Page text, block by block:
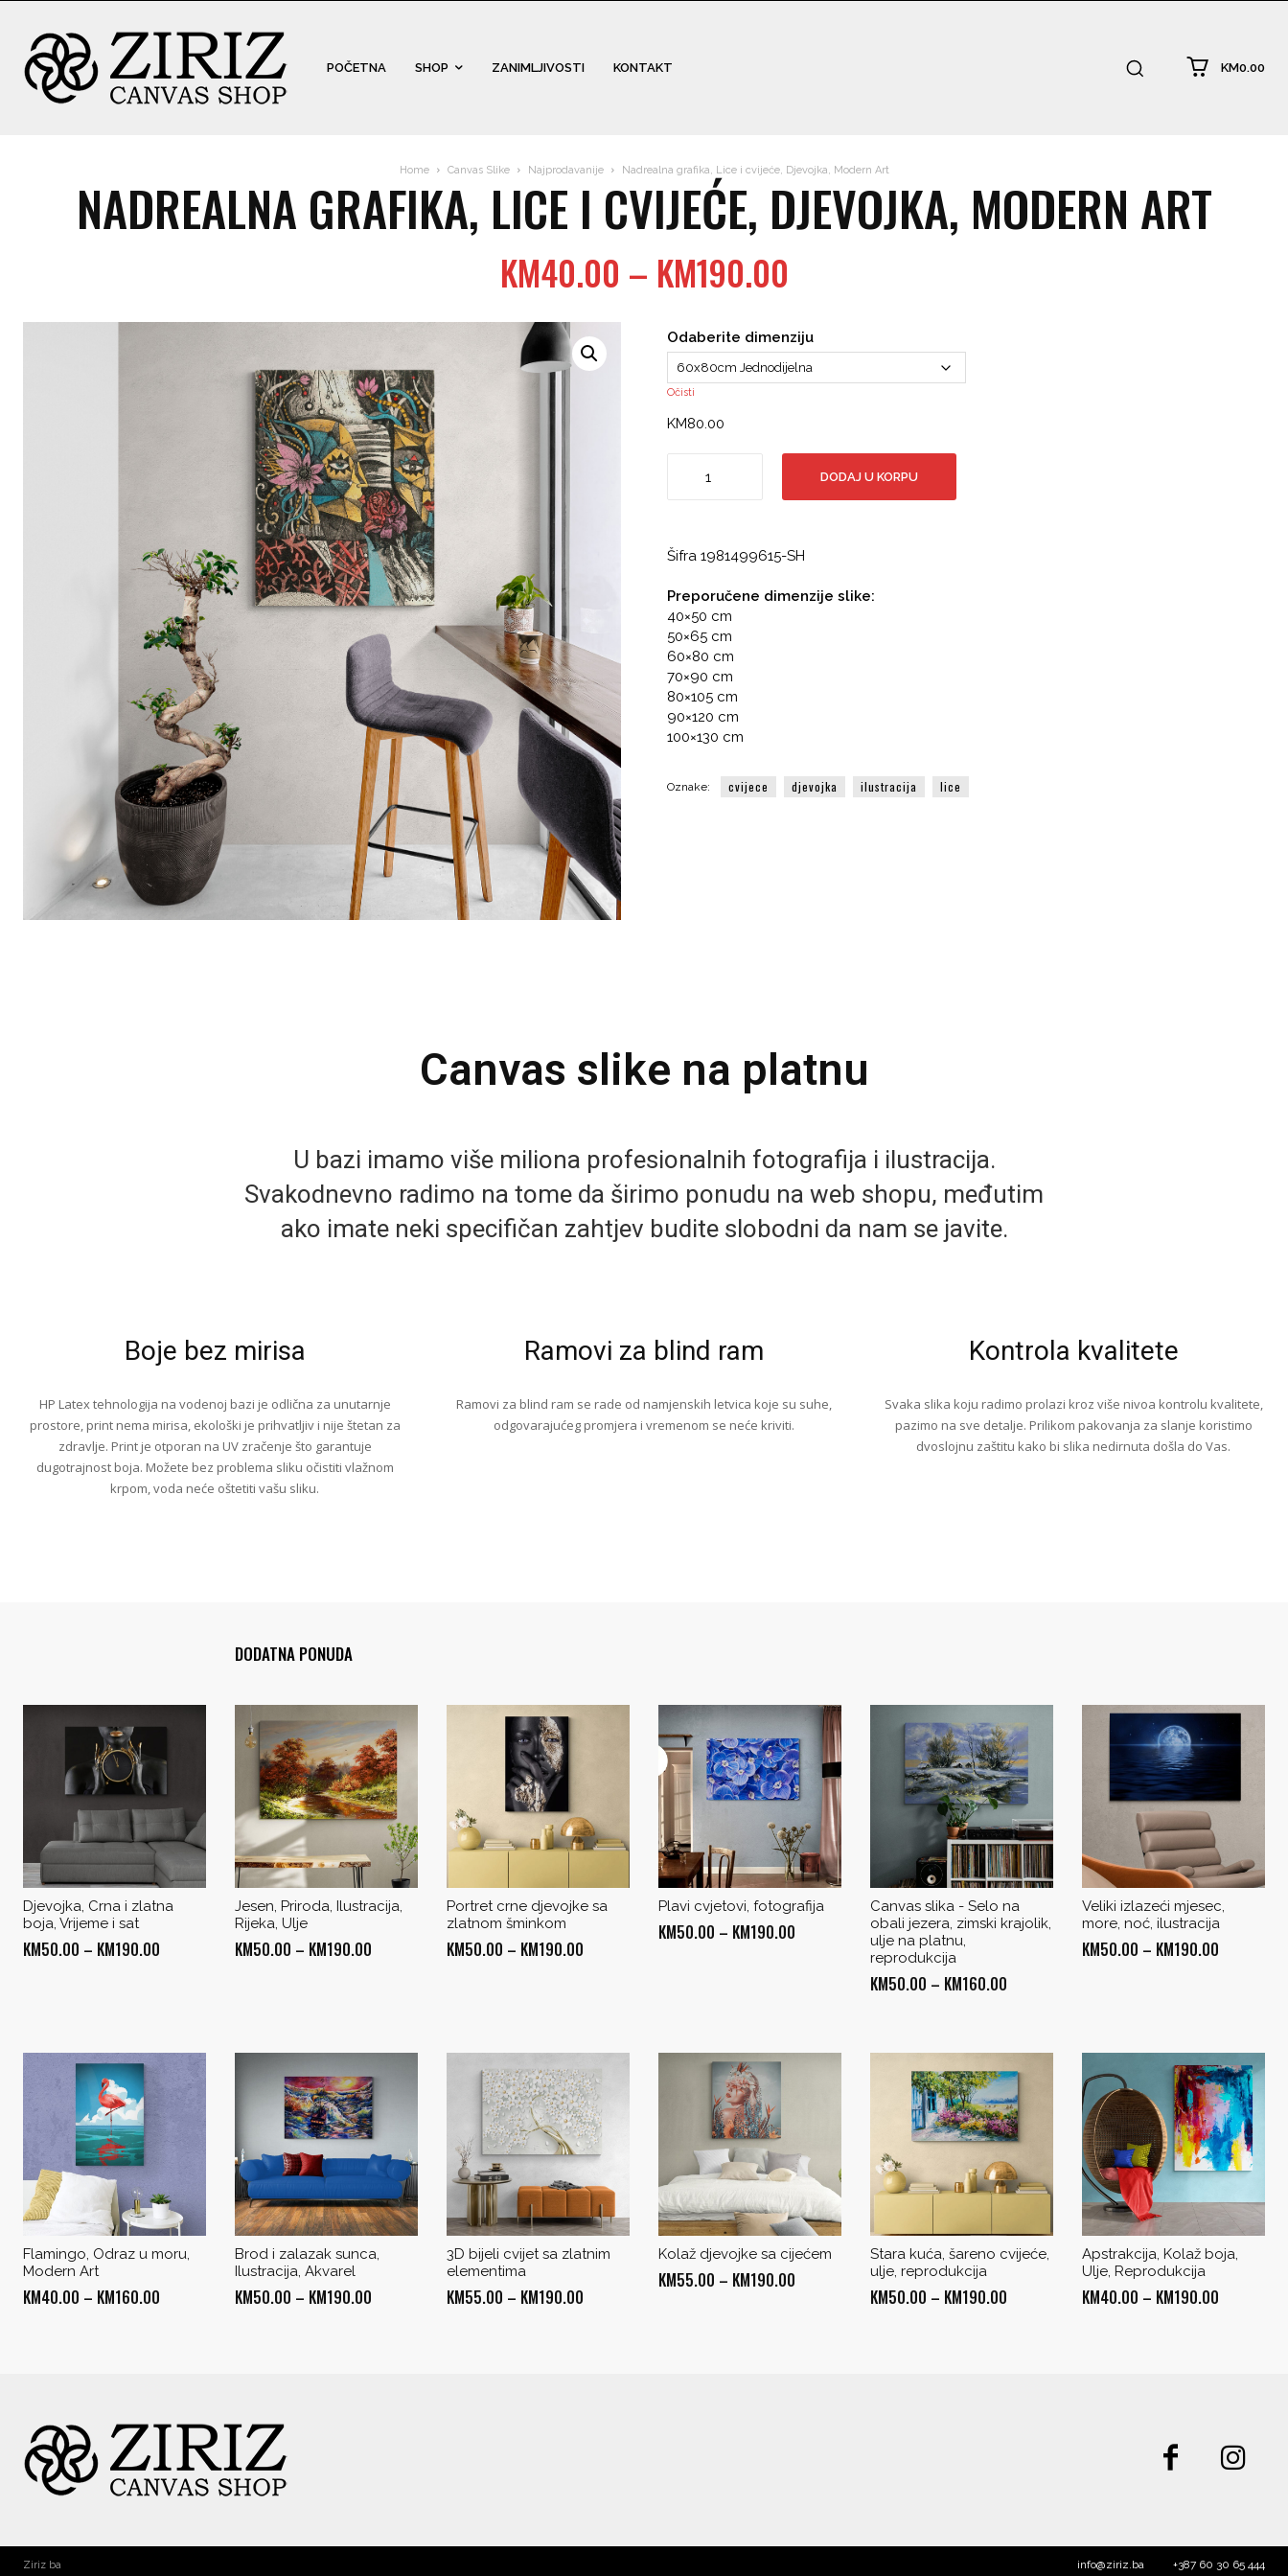
POČETNA SHOP ZANIMLJIVOSTI KONTAKT KM0.00
Home Canvas Slike Najprodavanije Nadrealna grafika, Lice i cvijeće, Djevojka, Modern Art
NADREALNA GRAFIKA, LICE I CVIJEĆE, DJEVOJKA, MODERN ART
KM40.00 – KM190.00
KM40.00
through
Odaberite dimenziju
Očisti
KM80.00
grafika,
Djevojka,
Art
količina
DODAJ U KORPU
Šifra 1981499615-SH
Preporučene dimenzije slike:
40×50 cm
50×65 cm
60×80 cm
70×90 cm
80×105 cm
90×120 cm
100×130 cm
Oznake: cvijece djevojka ilustracija lice
Canvas slike na platnu
U bazi imamo više miliona profesionalnih fotografija i ilustracija.
Svakodnevno radimo na tome da širimo ponudu na web shopu, međutim
ako imate neki specifičan zahtjev budite slobodni da nam se javite.
Boje bez mirisa
HP Latex tehnologija na vodenoj bazi je odlična za unutarnje
prostore, print nema mirisa, ekološki je prihvatljiv i nije štetan za
zdravlje. Print je otporan na UV zračenje što garantuje
dugotrajnost boja. Možete bez problema sliku očistiti vlažnom
krpom, voda neće oštetiti vašu sliku.
Ramovi za blind ram
Ramovi za blind ram se rade od namjenskih letvica koje su suhe,
odgovarajućeg promjera i vremenom se neće kriviti.
Kontrola kvalitete
Svaka slika koju radimo prolazi kroz više nivoa kontrolu kvalitete,
pazimo na sve detalje. Prilikom pakovanja za slanje koristimo
dvoslojnu zaštitu kako bi slika nedirnuta došla do Vas.
DODATNA PONUDA
Djevojka, Crna i zlatna
boja, Vrijeme i sat
KM50.00 – KM190.00
KM190.00
Jesen, Priroda, Ilustracija,
Rijeka, Ulje
KM50.00 – KM190.00
KM190.00
Portret crne djevojke sa
zlatnom šminkom
KM50.00 – KM190.00
KM190.00
Plavi cvjetovi, fotografija
KM50.00 – KM190.00
Canvas slika - Selo na
obali jezera, zimski krajolik,
ulje na platnu,
reprodukcija
KM50.00 – KM160.00
through
KM160.00
Veliki izlazeći mjesec,
more, noć, ilustracija
KM50.00 – KM190.00
KM190.00
Flamingo, Odraz u moru,
Modern Art
KM40.00 – KM160.00
Brod i zalazak sunca,
Ilustracija, Akvarel
KM50.00 – KM190.00
3D bijeli cvijet sa zlatnim
elementima
KM55.00 – KM190.00
Kolaž djevojke sa cijećem
KM55.00 – KM190.00
Stara kuća, šareno cvijeće,
ulje, reprodukcija
KM50.00 – KM190.00
Apstrakcija, Kolaž boja,
Ulje, Reprodukcija
KM40.00 – KM190.00
Ziriz ba info@ziriz.ba +387 60 30 65 444